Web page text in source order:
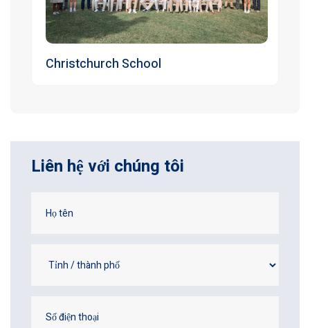
Christchurch School
Liên hệ với chúng tôi